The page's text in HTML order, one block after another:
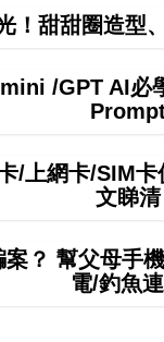
！甜甜圈造
/GPT AI必
/上網卡/SIM
文睇清
？ 幫父母手
電/釣魚